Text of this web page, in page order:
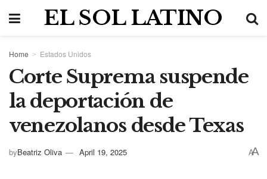
EL SOL LATINO
Home Estados Unidos
Corte Suprema suspende
la deportación de
venezolanos desde Texas
byBeatriz Oliva April 19, 2025 AA